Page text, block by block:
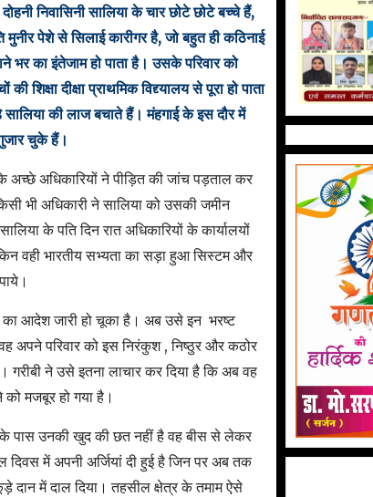
निवासिनी सालिया के चार छोटे छोटे बच्चे हैं,
पेशे से सिलाई कारीगर है, जो बहुत ही कठिनाई
का इंतेजाम हो पाता है। उसके परिवार को
दीक्षा प्राथमिक विद्द्यालय से पूरा हो पाता
की लाज बचाते हैं। मंहगाई के इस दौर में
चुके हैं।
अधिकारियों ने पीड़ित की जांच पड़ताल कर
भी अधिकारी ने सालिया को उसकी जमीन
के पति दिन रात अधिकारियों के कार्यालयों
वही भारतीय सभ्यता का सड़ा हुआ सिस्टम और
का आदेश जारी हो चूका है। अब उसे इन भरष्ट
अपने परिवार को इस निरंकुश , निष्ठुर और कठोर
ने उसे इतना लाचार कर दिया है कि अब वह
मजबूर हो गया है।
के पास उनकी खुद की छत नहीं है वह बीस से लेकर
में अपनी अर्जियां दी हुई है जिन पर अब तक
में दाल दिया। तहसील क्षेत्र के तमाम ऐसे